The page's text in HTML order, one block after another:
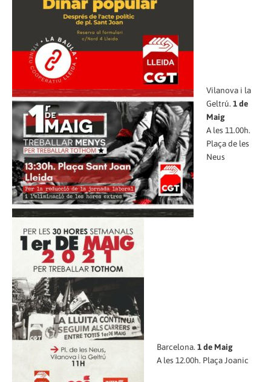
Vilanova i la
Geltrú. 1 de
Maig
A les 11.00h.
Plaça de les
Neus
Barcelona. 1 de Maig
A les 12.00h. Plaça Joanic